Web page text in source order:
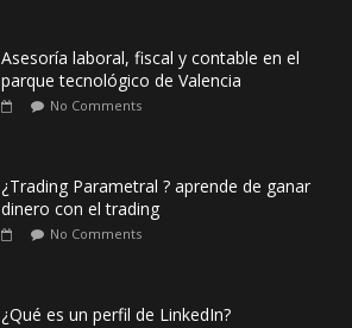
Asesoría laboral, fiscal y contable en el
parque tecnológico de Valencia
No Comments
¿Trading Parametral ? aprende de ganar
dinero con el trading
No Comments
¿Qué es un perfil de LinkedIn?